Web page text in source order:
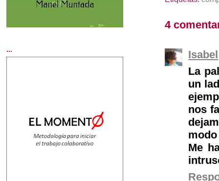
4
Isabel
La
un
nos
Me
...